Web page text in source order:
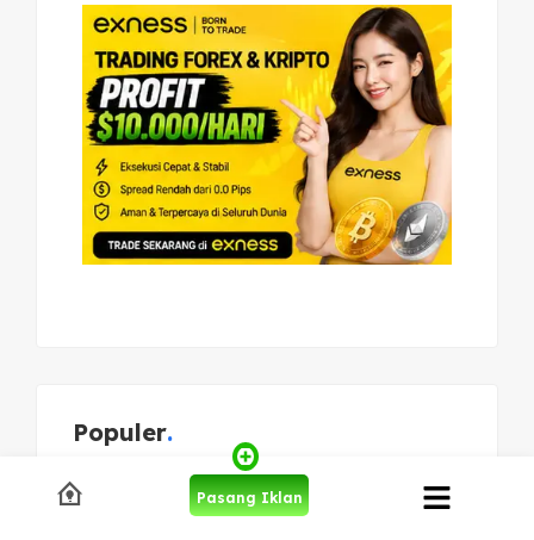
Populer
Rahasia Copywriting Iklan:
Kata-Kata yang Memicu Klik
Pasang Iklan